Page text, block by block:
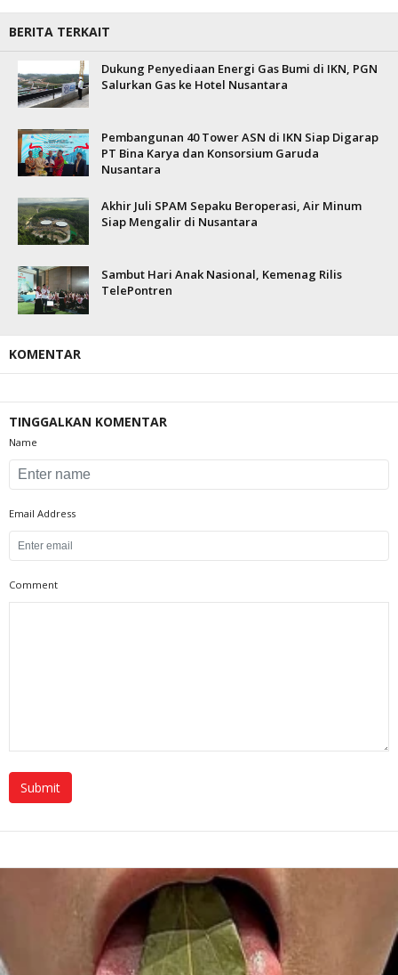
BERITA TERKAIT
Dukung Penyediaan Energi Gas Bumi di IKN, PGN
Salurkan Gas ke Hotel Nusantara
Pembangunan 40 Tower ASN di IKN Siap Digarap
PT Bina Karya dan Konsorsium Garuda
Nusantara
Akhir Juli SPAM Sepaku Beroperasi, Air Minum
Siap Mengalir di Nusantara
Sambut Hari Anak Nasional, Kemenag Rilis
TelePontren
KOMENTAR
TINGGALKAN KOMENTAR
Name
Email Address
Comment